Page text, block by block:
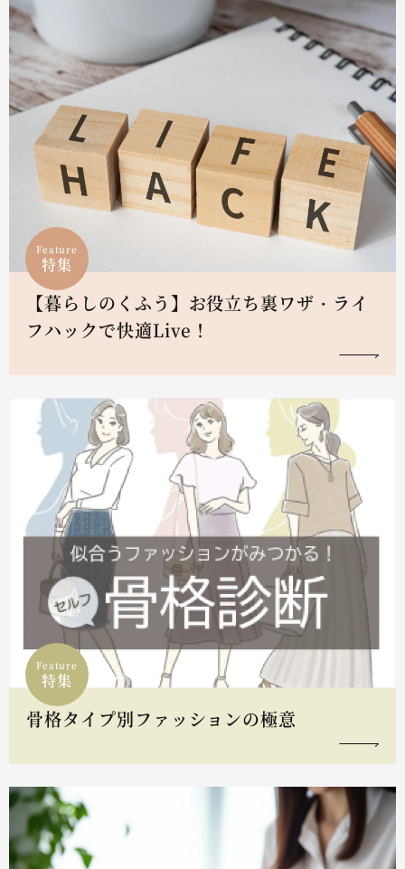
Feature
特集
【暮らしのくふう】お役立ち裏ワザ・ライ
フハックで快適Live！
Feature
特集
骨格タイプ別ファッションの極意